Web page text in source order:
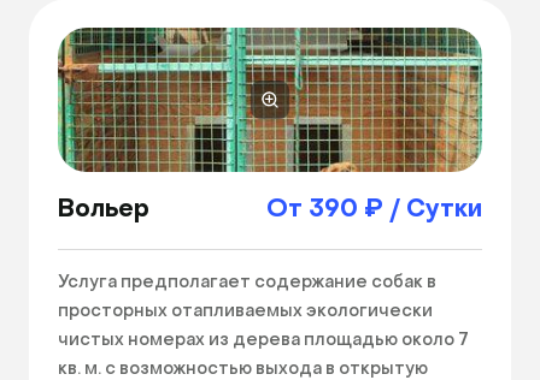
Вольер От 390 ₽ / Сутки
Услуга предполагает содержание собак в
просторных отапливаемых экологически
чистых номерах из дерева площадью около 7
кв. м. с возможностью выхода в открытую